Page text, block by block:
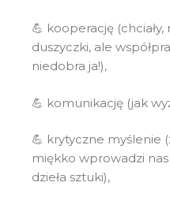
💪 kooperację (chciały,
duszyczki, ale
niedobra ja!),
💪 komunikację (jak
💪 krytyczne myślenie
miękko wprowadzi
dzieła sztuki),